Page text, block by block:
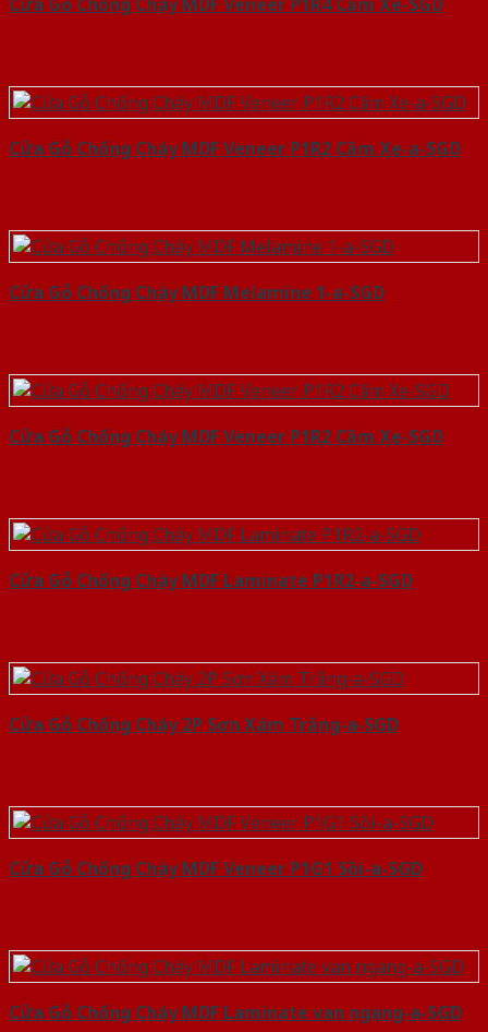
Cửa Gỗ Chống Cháy MDF Veneer P1R2 Căm Xe-a-SGD
Cửa Gỗ Chống Cháy MDF Melamine 1-a-SGD
Cửa Gỗ Chống Cháy MDF Veneer P1R2 Căm Xe-SGD
Cửa Gỗ Chống Cháy MDF Laminate P1R2-a-SGD
Cửa Gỗ Chống Cháy 2P Sơn Xám Trắng-a-SGD
Cửa Gỗ Chống Cháy MDF Veneer P1G1 Sồi-a-SGD
Cửa Gỗ Chống Cháy MDF Laminate van ngang-a-SGD